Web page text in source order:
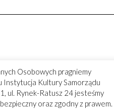
Osobowych pragniemy
Instytucja Kultury Samorządu
ul. Rynek-Ratusz 24 jesteśmy
oraz zgodny z prawem.